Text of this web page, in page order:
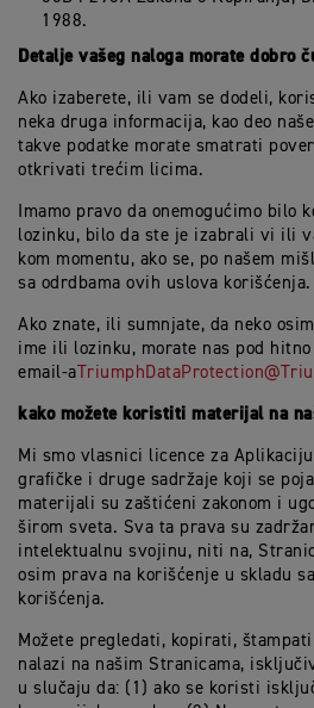
1988.
Detalje vašeg naloga morate dobro
Ako izaberete, ili vam se dodeli,
neka druga informacija, kao deo
takve podatke morate smatrati
otkrivati trećim licima.
Imamo pravo da onemogućimo bilo
lozinku, bilo da ste je izabrali vi ili
kom momentu, ako se, po našem
sa odrdbama ovih uslova korišćenja.
Ako znate, ili sumnjate, da neko
ime ili lozinku, morate nas pod
email-a
kako možete koristiti materijal na
Mi smo vlasnici licence za
grafičke i druge sadržaje koji se
materijali su zaštićeni zakonom i
širom sveta. Sva ta prava su
intelektualnu svojinu, niti na,
osim prava na korišćenje u skladu
korišćenja.
Možete pregledati, kopirati,
nalazi na našim Stranicama,
u slučaju da: (1) ako se koristi